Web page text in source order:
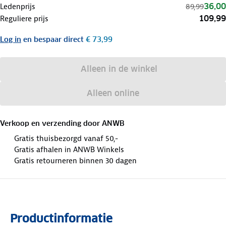
Ledenprijs 89,9936,00
Reguliere prijs 109,99
Log in en bespaar direct € 73,99
Alleen in de winkel
Alleen online
Verkoop en verzending door ANWB
Gratis thuisbezorgd vanaf 50,-
Gratis afhalen in ANWB Winkels
Gratis retourneren binnen 30 dagen
Productinformatie